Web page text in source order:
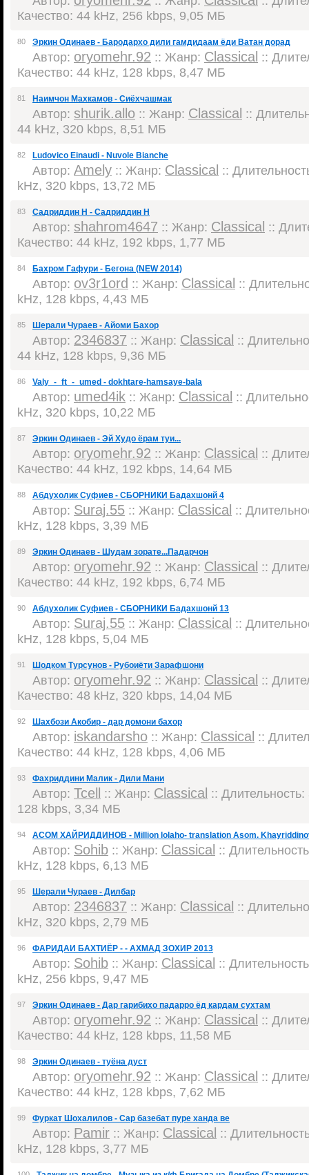
Качество: 44 kHz, 256 kbps, 9,05 МБ
80 Эркин Одинаев - Бародархо дили гамдидаам ёди Ватан дорад
Автор: oryomehr.92 :: Жанр: Classical ::
Качество: 44 kHz, 128 kbps, 8,47 МБ
81 Наимчон Махкамов - Сиёхчашмак
Автор: shurik.allo :: Жанр: Classical ::
44 kHz, 320 kbps, 8,51 МБ
82 Ludovico Einaudi - Nuvole Bianche
Автор: Amely :: Жанр: Classical ::
kHz, 320 kbps, 13,72 МБ
83 Садриддин Н - Садриддин Н
Автор: shahrom4647 :: Жанр: Classical ::
Качество: 44 kHz, 192 kbps, 1,77 МБ
84 Бахром Гафури - Бегона (NEW 2014)
Автор: ov3r1ord :: Жанр: Classical ::
kHz, 128 kbps, 4,43 МБ
85 Шерали Чураев - Айоми Бахор
Автор: 2346837 :: Жанр: Classical ::
44 kHz, 128 kbps, 9,36 МБ
86 Valy_-_ft_-_umed - dokhtare-hamsaye-bala
Автор: umed4ik :: Жанр: Classical ::
kHz, 320 kbps, 10,22 МБ
87 Эркин Одинаев - Эй Худо ёрам туи...
Автор: oryomehr.92 :: Жанр: Classical ::
Качество: 44 kHz, 192 kbps, 14,64 МБ
88 Абдухолик Суфиев - СБОРНИКИ Бадахшонй 4
Автор: Suraj.55 :: Жанр: Classical ::
kHz, 128 kbps, 3,39 МБ
89 Эркин Одинаев - Шудам зорате...Падарчон
Автор: oryomehr.92 :: Жанр: Classical ::
Качество: 44 kHz, 192 kbps, 6,74 МБ
90 Абдухолик Суфиев - СБОРНИКИ Бадахшонй 13
Автор: Suraj.55 :: Жанр: Classical ::
kHz, 128 kbps, 5,04 МБ
91 Шодком Турсунов - Рубоиёти Зарафшони
Автор: oryomehr.92 :: Жанр: Classical ::
Качество: 48 kHz, 320 kbps, 14,04 МБ
92 Шахбози Акобир - дар домони бахор
Автор: iskandarsho :: Жанр: Classical ::
Качество: 44 kHz, 128 kbps, 4,06 МБ
93 Фахриддини Малик - Дили Мани
Автор: Tcell :: Жанр: Classical ::
128 kbps, 3,34 МБ
94 АСОМ ХАЙРИДДИНОВ - Million lolaho- translation Asom.
Автор: Sohib :: Жанр: Classical ::
kHz, 128 kbps, 6,13 МБ
95 Шерали Чураев - Дилбар
Автор: 2346837 :: Жанр: Classical ::
kHz, 320 kbps, 2,79 МБ
96 ФАРИДАИ БАХТИЁР - - АХМАД ЗОХИР 2013
Автор: Sohib :: Жанр: Classical ::
kHz, 256 kbps, 9,47 МБ
97 Эркин Одинаев - Дар гарибихо падарро ёд кардам сухтам
Автор: oryomehr.92 :: Жанр: Classical ::
Качество: 44 kHz, 128 kbps, 11,58 МБ
98 Эркин Одинаев - туёна дуст
Автор: oryomehr.92 :: Жанр: Classical ::
Качество: 44 kHz, 128 kbps, 7,62 МБ
99 Фуркат Шохалилов - Сар базебат пуре ханда ве
Автор: Pamir :: Жанр: Classical ::
kHz, 128 kbps, 3,77 МБ